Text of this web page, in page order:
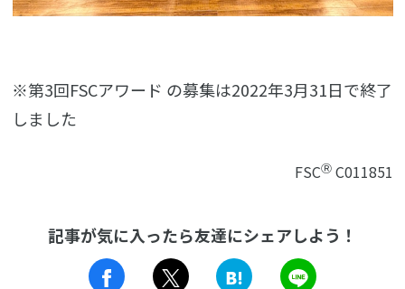
※第3回FSCアワード の募集は2022年3月31日で終了
しました
FSCⓇC011851
記事が気に入ったら友達にシェアしよう！